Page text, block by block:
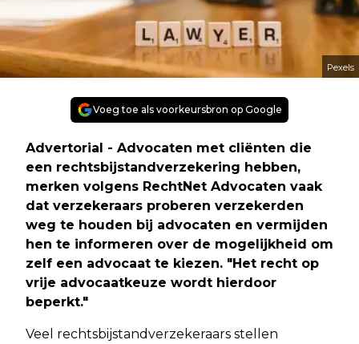
Pexels
Voeg toe als voorkeursbron op Google
Advertorial - Advocaten met cliënten die
een rechtsbijstandverzekering hebben,
merken volgens RechtNet Advocaten vaak
dat verzekeraars proberen verzekerden
weg te houden bij advocaten en vermijden
hen te informeren over de mogelijkheid om
zelf een advocaat te kiezen. "Het recht op
vrije advocaatkeuze wordt hierdoor
beperkt."
Veel rechtsbijstandverzekeraars stellen